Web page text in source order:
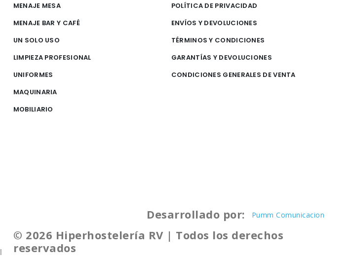
MENAJE MESA
MENAJE BAR Y CAFÉ
UN SOLO USO
LIMPIEZA PROFESIONAL
UNIFORMES
MAQUINARIA
MOBILIARIO
POLÍTICA DE PRIVACIDAD
ENVÍOS Y DEVOLUCIONES
TÉRMINOS Y CONDICIONES
GARANTÍAS Y DEVOLUCIONES
CONDICIONES GENERALES DE VENTA
Desarrollado por: Pumm Comunicacion
© 2026 Hiperhostelería RV | Todos los derechos
reservados